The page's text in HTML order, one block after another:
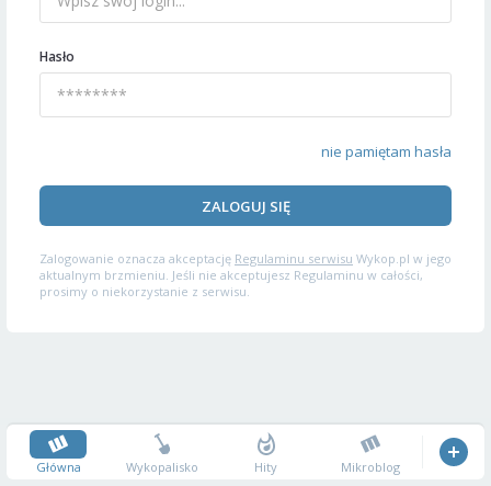
Hasło
nie pamiętam hasła
ZALOGUJ SIĘ
Zalogowanie oznacza akceptację Regulaminu serwisu Wykop.pl w jego
aktualnym brzmieniu. Jeśli nie akceptujesz Regulaminu w całości,
prosimy o niekorzystanie z serwisu.
Główna Wykopalisko Hity Mikroblog